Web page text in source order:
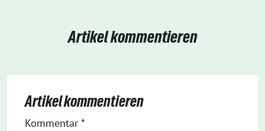
Artikel kommentieren
Artikel kommentieren
Kommentar *